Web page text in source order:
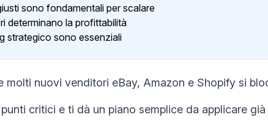
sono fondamentali per scalare
determinano la profittabilità
strategico sono essenziali
molti nuovi venditori eBay, Amazon e Shopify si
critici e ti dà un piano semplice da applicare